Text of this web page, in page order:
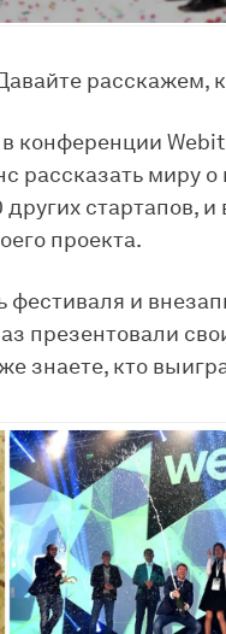
расскажем,
конференции
рассказать миру
стартапов, и
проекта.
и
презентовали
знаете, кто